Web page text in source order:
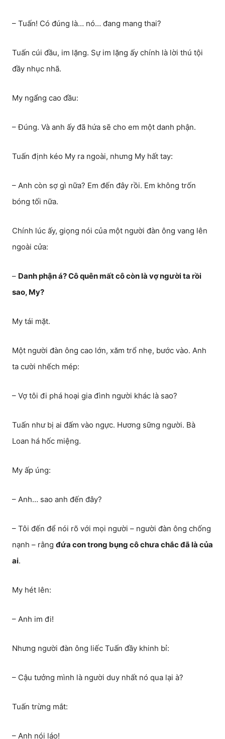
– Tuấn! Có đúng là… nó… đang mang thai?
Tuấn cúi đầu, im lặng. Sự im lặng ấy chính là lời thú tội
đầy nhục nhã.
My ngẩng cao đầu:
– Đúng. Và anh ấy đã hứa sẽ cho em một danh phận.
Tuấn định kéo My ra ngoài, nhưng My hất tay:
– Anh còn sợ gì nữa? Em đến đây rồi. Em không trốn
bóng tối nữa.
Chính lúc ấy, giọng nói của một người đàn ông vang lên
ngoài cửa:
– Danh phận á? Cô quên mất cô còn là vợ người ta rồi
sao, My?
My tái mặt.
Một người đàn ông cao lớn, xăm trổ nhẹ, bước vào. Anh
ta cười nhếch mép:
– Vợ tôi đi phá hoại gia đình người khác là sao?
Tuấn như bị ai đấm vào ngực. Hương sững người. Bà
Loan há hốc miệng.
My ấp úng:
– Anh… sao anh đến đây?
– Tôi đến để nói rõ với mọi người – người đàn ông chống
nạnh – rằng đứa con trong bụng cô chưa chắc đã là của
ai.
My hét lên:
– Anh im đi!
Nhưng người đàn ông liếc Tuấn đầy khinh bỉ:
– Cậu tưởng mình là người duy nhất nó qua lại à?
Tuấn trừng mắt:
– Anh nói láo!